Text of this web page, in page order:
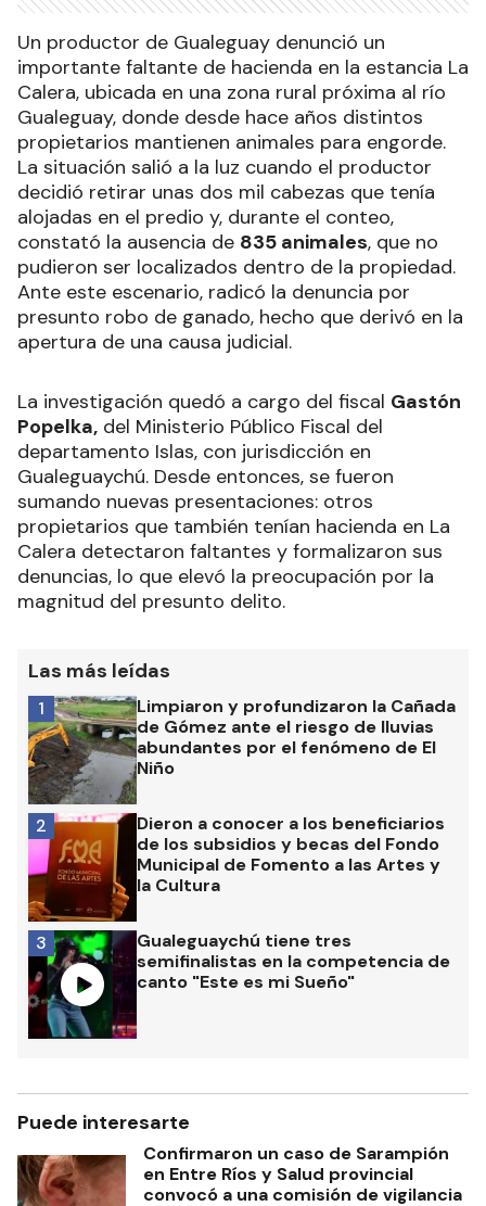
Un productor de Gualeguay denunció un
importante faltante de hacienda en la estancia La
Calera, ubicada en una zona rural próxima al río
Gualeguay, donde desde hace años distintos
propietarios mantienen animales para engorde.
La situación salió a la luz cuando el productor
decidió retirar unas dos mil cabezas que tenía
alojadas en el predio y, durante el conteo,
constató la ausencia de 835 animales, que no
pudieron ser localizados dentro de la propiedad.
Ante este escenario, radicó la denuncia por
presunto robo de ganado, hecho que derivó en la
apertura de una causa judicial.
La investigación quedó a cargo del fiscal Gastón
Popelka, del Ministerio Público Fiscal del
departamento Islas, con jurisdicción en
Gualeguaychú. Desde entonces, se fueron
sumando nuevas presentaciones: otros
propietarios que también tenían hacienda en La
Calera detectaron faltantes y formalizaron sus
denuncias, lo que elevó la preocupación por la
magnitud del presunto delito.
Las más leídas
Limpiaron y profundizaron la Cañada
de Gómez ante el riesgo de lluvias
abundantes por el fenómeno de El
Niño
1
Dieron a conocer a los beneficiarios
de los subsidios y becas del Fondo
Municipal de Fomento a las Artes y
la Cultura
2
Gualeguaychú tiene tres
semifinalistas en la competencia de
canto "Este es mi Sueño"
3
Puede interesarte
Confirmaron un caso de Sarampión
en Entre Ríos y Salud provincial
convocó a una comisión de vigilancia